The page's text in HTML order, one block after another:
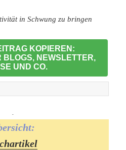
in Schwung zu bringen
KOPIEREN:
BLOGS, NEWSLETTER,
UND CO.
-